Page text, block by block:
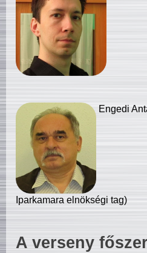
Engedi
Iparkamara elnökségi tag)
A verseny